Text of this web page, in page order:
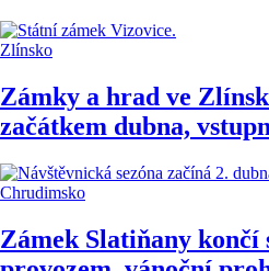
Zlínsko
Zámky a hrad ve
začátkem dubna,
Chrudimsko
Zámek Slatiňany končí